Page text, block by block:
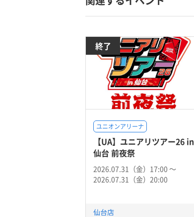
終了
ユニオンアリーナ
【UA】ユニアリツアー26 in
仙台 前夜祭
2026.07.31（金）17:00 〜
2026.07.31（金）20:00
仙台店